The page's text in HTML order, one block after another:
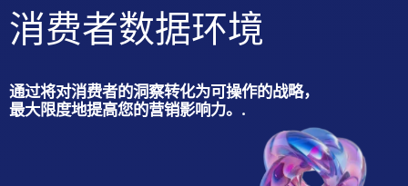
消费者数据环境
通过将对消费者的洞察转化为可操作的战略，
最大限度地提高您的营销影响力。.